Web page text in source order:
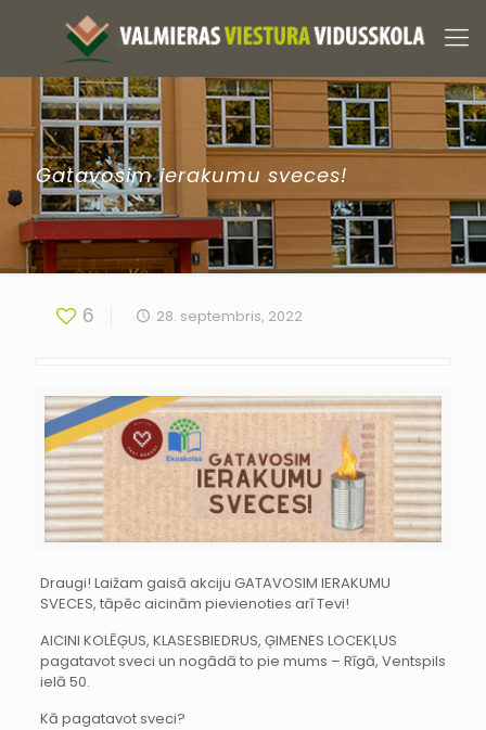
Gatavosim ierakumu sveces!
6 28. septembris, 2022
Draugi! Laižam gaisā akciju GATAVOSIM IERAKUMU
SVECES, tāpēc aicinām pievienoties arī Tevi!
AICINI KOLĒĢUS, KLASESBIEDRUS, ĢIMENES LOCEKĻUS
pagatavot sveci un nogādā to pie mums – Rīgā, Ventspils
ielā 50.
Kā pagatavot sveci?